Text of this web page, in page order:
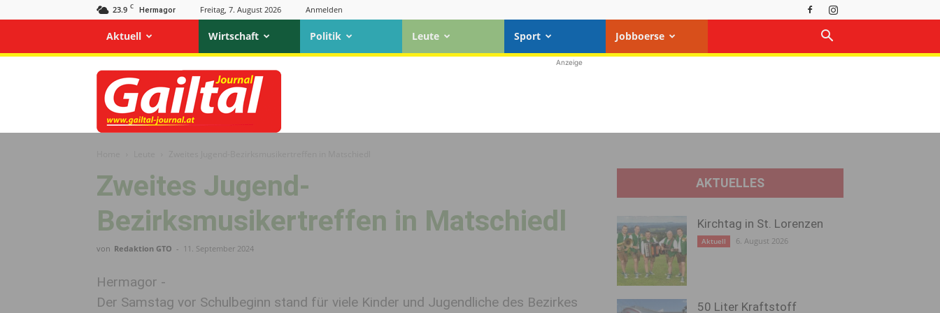
23.9 C Hermagor Freitag, 7. August 2026 Anmelden
Aktuell Wirtschaft Politik Leute Sport Jobboerse
Gailtal
Journal
Anzeige
Zweites Jugend-
Bezirksmusikertreffen in Matschiedl
von Redaktion GTO - 11. September 2024
Hermagor -
Der Samstag vor Schulbeginn stand für viele Kinder und Jugendliche des Bezirkes
AKTUELLES
Kirchtag in St. Lorenzen
Aktuell 6. August 2026
50 Liter Kraftstoff